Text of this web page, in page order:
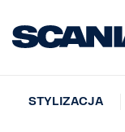
STYLIZACJA